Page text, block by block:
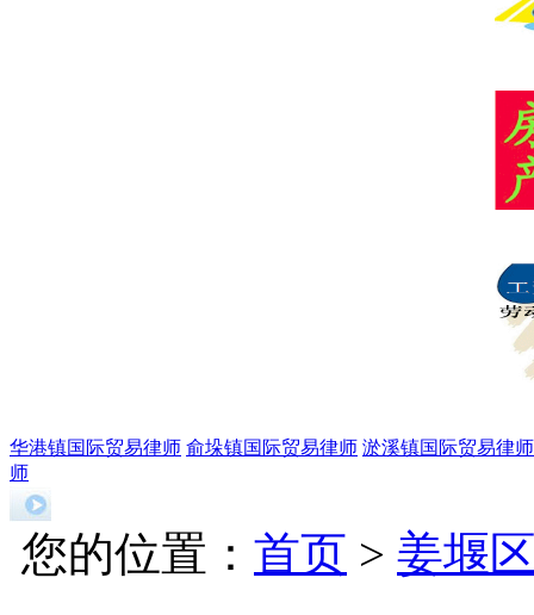
华港镇国际贸易律师 俞垛镇国际贸易律师 淤溪镇国际贸易律师
师
您的位置： 首页 > 姜堰